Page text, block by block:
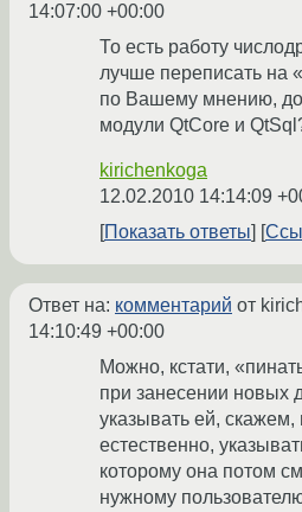
14:07:00 +00:00
То есть работу
лучше переписать на
по Вашему мнению,
модули QtCore и
kirichenkoga
12.02.2010 14:14:09
Показать ответы
Ответ на: комментарий от
14:10:49 +00:00
Можно, кстати,
при занесении новых
указывать ей, скажем,
естественно,
которому она потом
нужному